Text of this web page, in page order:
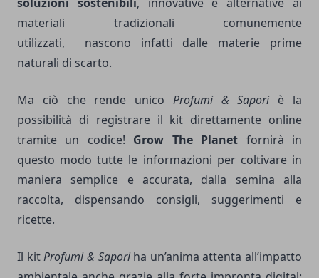
materiali tradizionali comunemente
utilizzati, nascono infatti dalle materie prime
naturali di scarto.
Ma ciò che rende unico Profumi & Sapori è la
possibilità di registrare il kit direttamente online
tramite un codice! Grow The Planet fornirà in
questo modo tutte le informazioni per coltivare in
maniera semplice e accurata, dalla semina alla
raccolta, dispensando consigli, suggerimenti e
ricette.
Il kitProfumi & Saporiha un’anima attenta all’impatto